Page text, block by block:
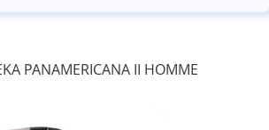
PANAMERICANA II HOMME